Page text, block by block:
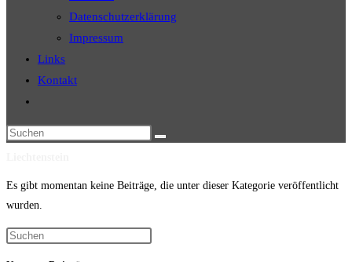
Datenschutzerklärung
Impressum
Links
Kontakt
umschalten
Diese
Es gibt momentan keine Beiträge, die unter dieser Kategorie veröffentlicht
wurden.